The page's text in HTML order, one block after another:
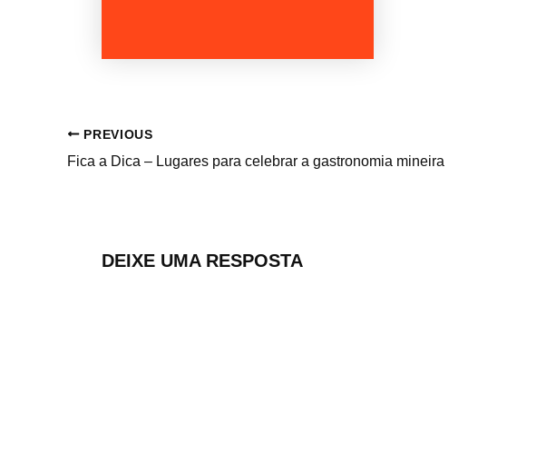
PREVIOUS
Fica a Dica – Lugares para celebrar a gastronomia mineira
DEIXE UMA RESPOSTA